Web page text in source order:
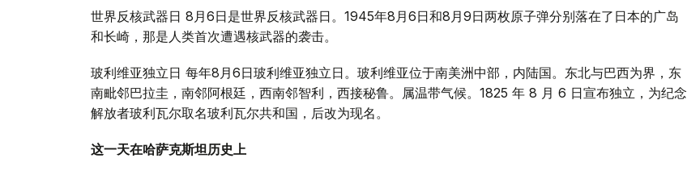
世界反核武器日 8月6日是世界反核武器日。1945年8月6日和8月9日两枚原子弹分别落在了日本的广岛
和长崎，那是人类首次遭遇核武器的袭击。
玻利维亚独立日 每年8月6日玻利维亚独立日。玻利维亚位于南美洲中部，内陆国。东北与巴西为界，东
南毗邻巴拉圭，南邻阿根廷，西南邻智利，西接秘鲁。属温带气候。1825 年 8 月 6 日宣布独立，为纪念
解放者玻利瓦尔取名玻利瓦尔共和国，后改为现名。
这一天在哈萨克斯坦历史上